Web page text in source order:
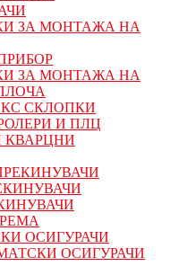
ЗА МОНТАЖА НА
ЗА МОНТАЖА НА
КС СКЛОПКИ
И ПЛЦ
КВАРЦНИ
ОСИГУРАЧИ
ОСИГУРАЧИ